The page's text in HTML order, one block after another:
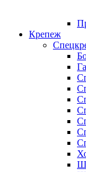
Крепеж